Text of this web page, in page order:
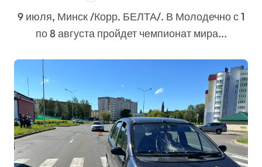
9 июля, Минск /Корр. БЕЛТА/. В Молодечно с 1
по 8 августа пройдет чемпионат мира...